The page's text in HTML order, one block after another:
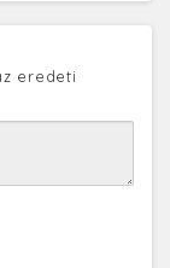
eredeti